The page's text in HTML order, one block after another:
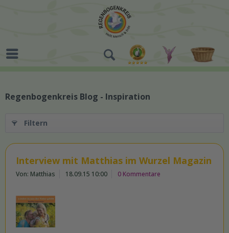
Regenbogenkreis Blog - Inspiration
Filtern
Interview mit Matthias im Wurzel Magazin
Von: Matthias 18.09.15 10:00 0 Kommentare